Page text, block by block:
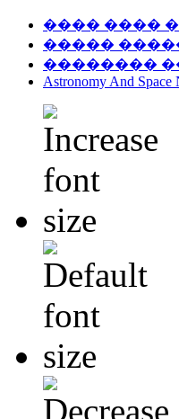
���� ����
�����
��������
Astronomy And Space